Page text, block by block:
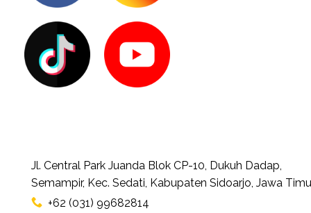
Jl. Central Park Juanda Blok CP-10, Dukuh Dadap,
Semampir, Kec. Sedati, Kabupaten Sidoarjo, Jawa
+62 (031) 99682814